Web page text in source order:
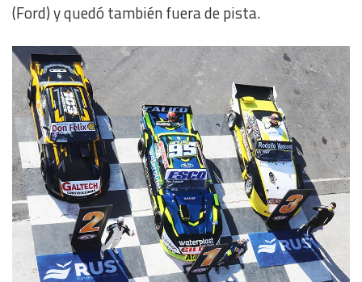
(Ford) y quedó también fuera de pista.